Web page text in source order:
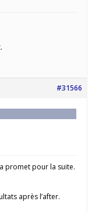
#31566
promet pour la suite.
après l’after.